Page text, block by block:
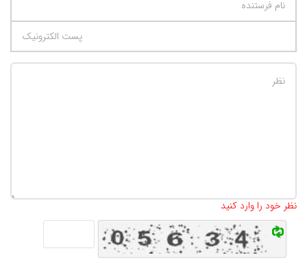
نظر خود را وارد کنید